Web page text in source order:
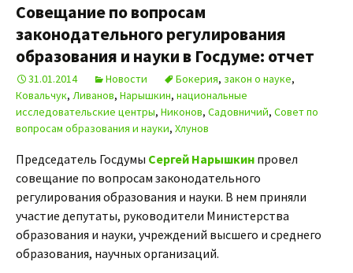
Совещание по вопросам
законодательного регулирования
образования и науки в Госдуме: отчет
31.01.2014 Новости Бокерия, закон о науке,
Ковальчук, Ливанов, Нарышкин, национальные
исследовательские центры, Никонов, Садовничий, Совет по
вопросам образования и науки, Хлунов
Председатель Госдумы Сергей Нарышкин провел
совещание по вопросам законодательного
регулирования образования и науки. В нем приняли
участие депутаты, руководители Министерства
образования и науки, учреждений высшего и среднего
образования, научных организаций.